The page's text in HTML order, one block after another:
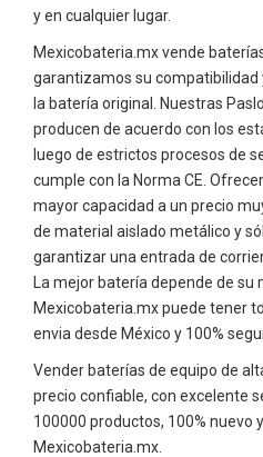
y en cualquier lugar.
Mexicobateria.mx vende
garantizamos su
la batería original. Nuestras
producen de acuerdo con los
luego de estrictos procesos de
cumple con la Norma CE.
mayor capacidad a un precio
de material aislado metálico y
garantizar una entrada de
La mejor batería depende de
Mexicobateria.mx puede tener
envia desde México y 100%
Vender baterías de equipo de
precio confiable, con excelente
100000 productos, 100% nuevo
Mexicobateria.mx.